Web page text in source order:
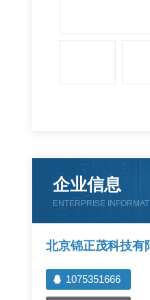
企业信息
ENTERPRISE
北京锦正茂科技有
1075351666